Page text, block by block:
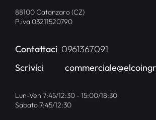
88100 Catanzaro (CZ)
P.iva 03211520790
Contattaci 0961367091
Scrivici
Lun-Ven 7:45/12:30 - 15:00/18:30
Sabato 7:45/12:30